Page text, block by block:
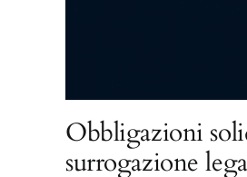
Obbligazioni
surrogazione